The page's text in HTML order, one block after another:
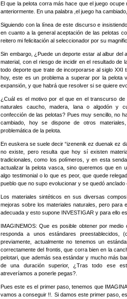
El que la pelota corra más hace que el juego
anteriormente. En una palabra ,el juego ha
Siguiendo con la línea de este discurso e
en cuanto a la general aceptación de las pelotas
reitero mi felicitación al seleccionador por su
Sin embargo, ¿Puede un deporte estar al albur del
material, con el riesgo de incidir en el resultado de
todo deporte que trate de incorporarse al siglo XXI
hoy, este es un problema a superar por la pelota
expansión, y que habrá que resolver si se quiere
¿Cuál es el motivo por el que en el transcurso
naturales caucho, madera, lana o algodón y
confección de las pelotas? Pues muy sencillo, no
cambiado, hoy se dispone de otros
problemática de la pelota.
En euskera se suele decir “izenenik ez duenak ez
no existe, pero resulta que hoy sí existen
tradicionales, como los polímeros, y en esta
actualizar la pelota vasca, sino queremos que en
algo testimonial o lo que es peor, que quede
pueblo que no supo evolucionar y se quedó anclado
Los materiales sintéticos en sus diversas
mejoras sobre los materiales naturales, pero para
adecuada y esto supone INVESTIGAR y para ello
IMAGINEMOS: Que es posible obtener por
responda a unos estándares preestablecidos,
previamente, actualmente no tenemos un
correctamente del frontis, que corra bien en la
pelotari, que además sea estándar y mucho más
de una duración superior, ¿Tras todo ese
atreveríamos a ponerle pegas?.
Pues este es el primer paso, tenemos que
vamos a conseguir !!. Si damos este primer paso,